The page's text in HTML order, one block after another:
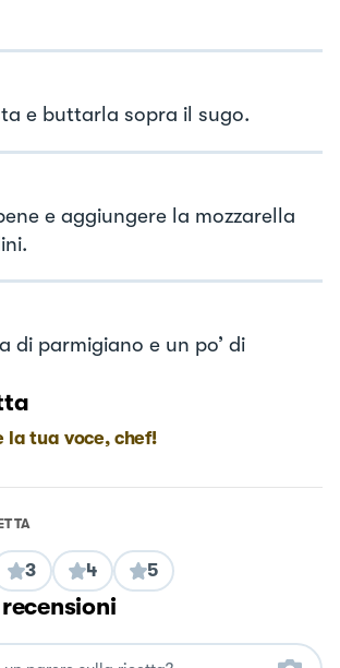
e buttarla sopra il sugo.
e aggiungere la mozzarella
di parmigiano e un po’ di
la tua voce, chef!
3 4 5